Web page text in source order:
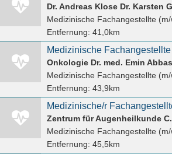
Medizinische Fachangestellte
Entfernung: 41,0km
Medizinische
Onkologie Dr. med. Emin
Medizinische Fachangestellte
Entfernung: 43,9km
Medizinische/r
Medizinische Fachangestellte
Entfernung: 45,5km